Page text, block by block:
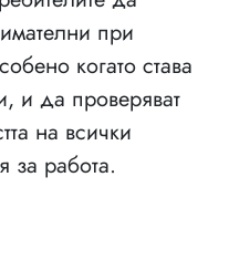
при
когато става
и да проверяват
на всички
за работа.